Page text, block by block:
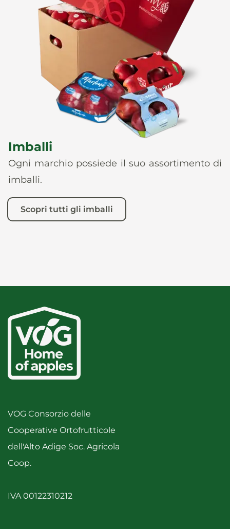
Imballi
Ogni marchio possiede il suo assortimento di
imballi.
Scopri tutti gli imballi
VOG Consorzio delle
Cooperative Ortofrutticole
dell'Alto Adige Soc. Agricola
Coop.
IVA 00122310212